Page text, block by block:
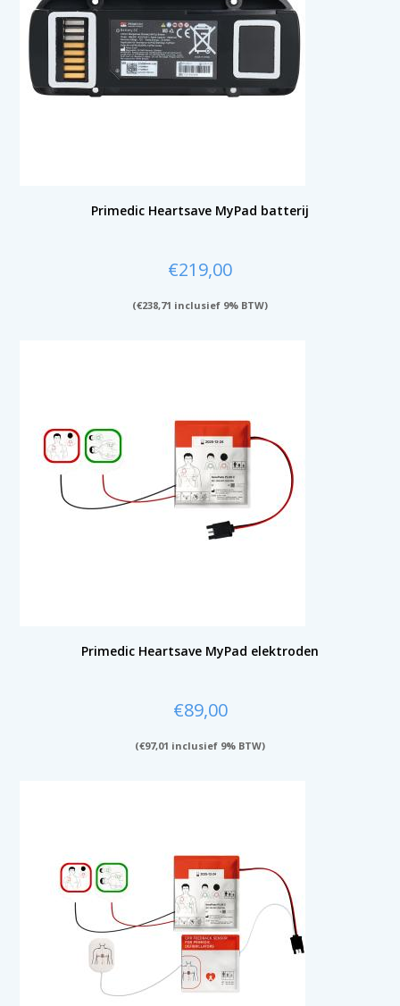
Primedic Heartsave MyPad batterij
€219,00
(€238,71 inclusief 9% BTW)
Primedic Heartsave MyPad elektroden
€89,00
(€97,01 inclusief 9% BTW)